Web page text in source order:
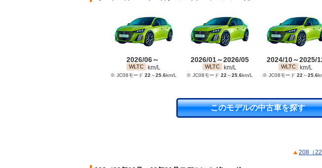
2026/06～
WLTC km/L
※ JC08モード 22 ～25.6km/L
2026/01～2026/05
WLTC km/L
※ JC08モード 22 ～25.6km/L
2024/10～2025/
WLTC km/L
※ JC08モード 22 ～25.6
このモデルの中古車を探す
208（